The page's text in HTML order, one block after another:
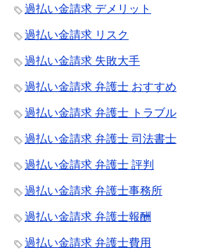
過払い金請求 デメリット
過払い金請求 リスク
過払い金請求 失敗大手
過払い金請求 弁護士 おすすめ
過払い金請求 弁護士 トラブル
過払い金請求 弁護士 司法書士
過払い金請求 弁護士 評判
過払い金請求 弁護士事務所
過払い金請求 弁護士報酬
過払い金請求 弁護士費用